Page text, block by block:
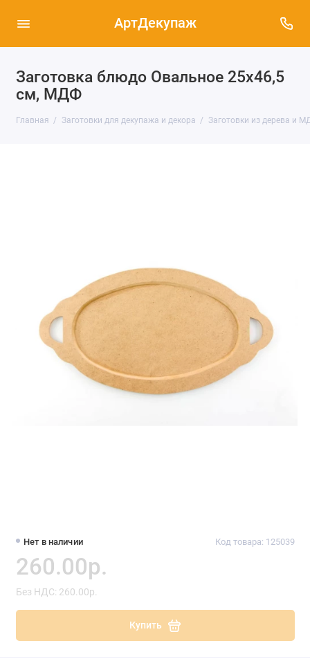
АртДекупаж
Заготовка блюдо Овальное 25х46,5
см, МДФ
Главная Заготовки для декупажа и декора Заготовки из дерева и
Нет в наличии Код товара: 125039
260.00р.
Без НДС: 260.00р.
Купить